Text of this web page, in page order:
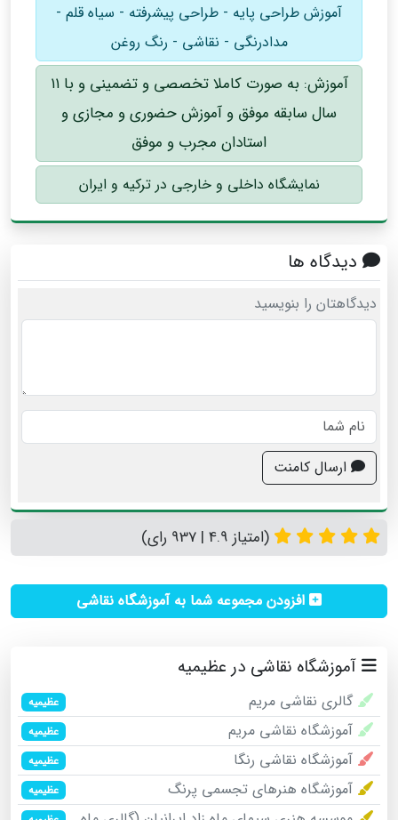
آموزش طراحی پایه - طراحی پیشرفته - سیاه قلم -
مدادرنگی - نقاشی - رنگ روغن
آموزش: به صورت کاملا تخصصی و تضمینی و با ۱۱
سال سابقه موفق و آموزش حضوری و مجازی و
استادان مجرب و موفق
نمایشگاه داخلی و خارجی در ترکیه و ایران
دیدگاه ها
دیدگاهتان را بنویسید
ارسال کامنت
(امتیاز 4.9 | 937 رای)
افزودن مجموعه شما به آموزشگاه نقاشی
آموزشگاه نقاشی در عظیمیه
گالری نقاشی مریم عظیمیه
آموزشگاه نقاشی مریم عظیمیه
آموزشگاه نقاشی رنگا عظیمیه
آموزشگاه هنرهای تجسمی پرنگ عظیمیه